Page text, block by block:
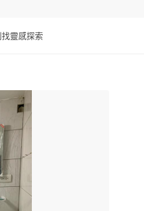
找靈感探索